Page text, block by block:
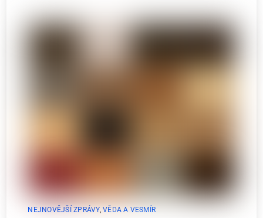
NEJNOVĚJŠÍ ZPRÁVY,VĚDA A VESMÍR